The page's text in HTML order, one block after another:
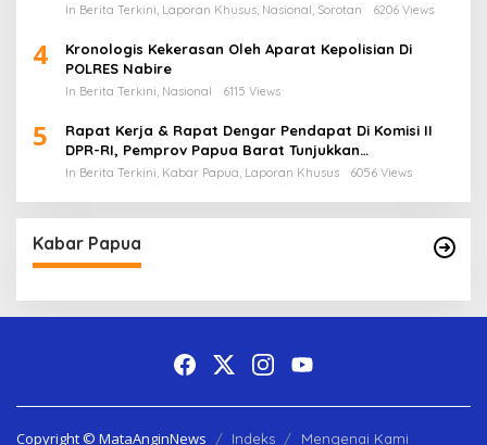
In Berita Terkini, Laporan Khusus, Nasional, Sorotan 6206 Views
4
Kronologis Kekerasan Oleh Aparat Kepolisian Di
POLRES Nabire
In Berita Terkini, Nasional 6115 Views
5
Rapat Kerja & Rapat Dengar Pendapat Di Komisi II
DPR-RI, Pemprov Papua Barat Tunjukkan
Keberpihakan Terhadap Aspirasi Masyarakat!
In Berita Terkini, Kabar Papua, Laporan Khusus 6056 Views
Kabar Papua
Copyright © MataAnginNews Indeks Mengenai Kami